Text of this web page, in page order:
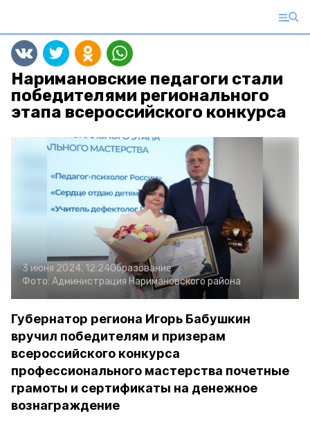
Наримановские педагоги стали
победителями регионального
этапа всероссийского конкурса
3 июня 2024, 12:24Образование
Фото: Администрация Наримановского района
Губернатор региона Игорь Бабушкин
вручил победителям и призерам
всероссийского конкурса
профессионального мастерства почетные
грамоты и сертификаты на денежное
вознаграждение